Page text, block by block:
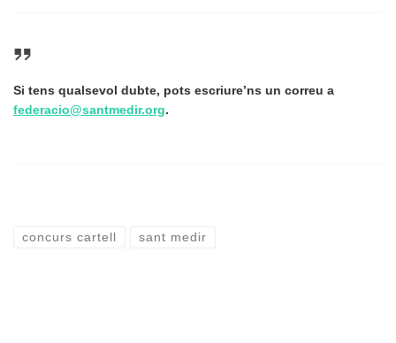
Si tens qualsevol dubte, pots escriure’ns un correu a
federacio@santmedir.org.
concurs cartell sant medir